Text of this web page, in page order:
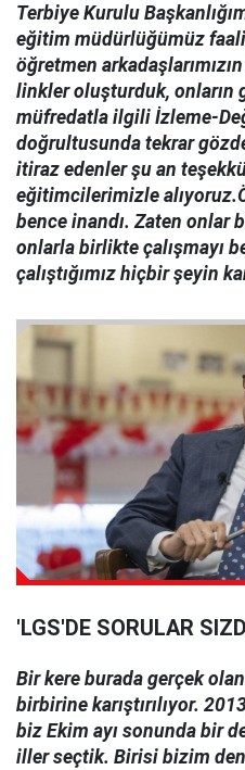
Terbiye Kurulu
eğitim müdürlüğümüz
öğretmen
linkler oluşturduk, onların
müfredatla ilgili İzleme-
doğrultusunda tekrar
itiraz edenler şu an
eğitimcilerimizle
bence inandı. Zaten onlar
onlarla birlikte çalışmayı
çalıştığımız hiçbir şeyin
'LGS'DE SORULAR
Bir kere burada gerçek
birbirine karıştırılıyor.
biz Ekim ayı sonunda bir
iller seçtik. Birisi bizim